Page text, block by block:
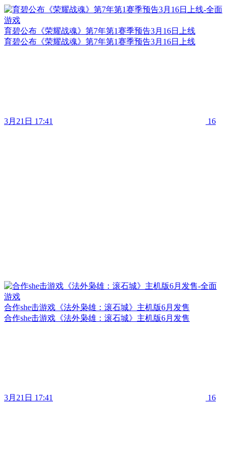
育碧公布《荣耀战魂》第7年第1赛季预告3月16日上线
育碧公布《荣耀战魂》第7年第1赛季预告3月16日上线
3月21日 17:41 16
合作she击游戏《法外枭雄：滚石城》主机版6月发售
合作she击游戏《法外枭雄：滚石城》主机版6月发售
3月21日 17:41 16